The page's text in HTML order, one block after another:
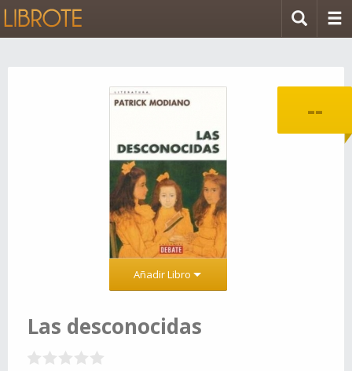
--
Añadir Libro
Las desconocidas